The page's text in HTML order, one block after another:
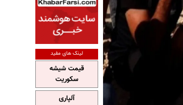
لینک های مفید
قیمت شیشه
سکوریت
آلپاری